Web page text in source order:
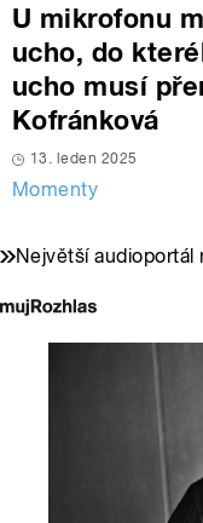
U mikrofonu
ucho, do
ucho musí
Kofránková
13. leden 2025
Momenty
Největší